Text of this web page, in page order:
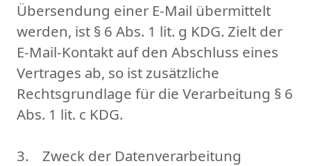
Übersendung einer E-Mail übermittelt
werden, ist § 6 Abs. 1 lit. g KDG. Zielt der
E-Mail-Kontakt auf den Abschluss eines
Vertrages ab, so ist zusätzliche
Rechtsgrundlage für die Verarbeitung § 6
Abs. 1 lit. c KDG.
3. Zweck der Datenverarbeitung